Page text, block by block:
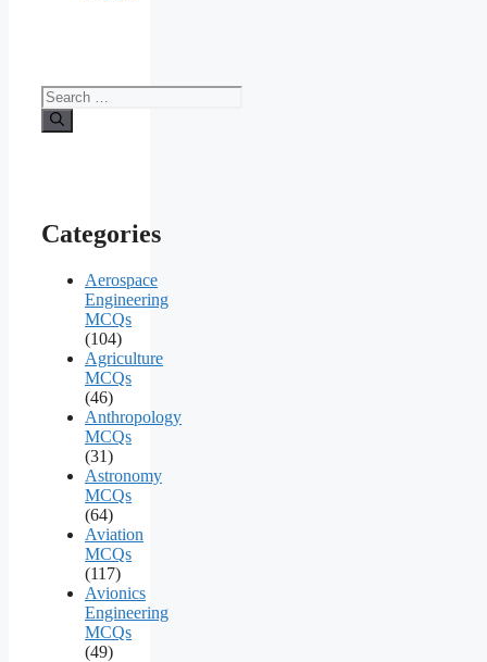
Search
for:
Categories
Aerospace
Engineering
MCQs
(104)
Agriculture
MCQs
(46)
Anthropology
MCQs
(31)
Astronomy
MCQs
(64)
Aviation
MCQs
(117)
Avionics
Engineering
MCQs
(49)